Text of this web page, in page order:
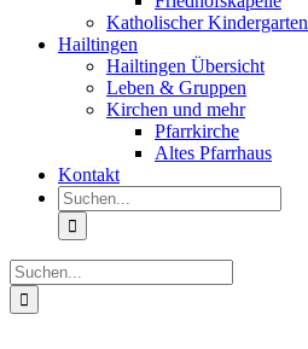
Katholischer Kindergarten
Hailtingen
Hailtingen Übersicht
Leben & Gruppen
Kirchen und mehr
Pfarrkirche
Altes Pfarrhaus
Kontakt
Suche
nach:
Suche
nach: